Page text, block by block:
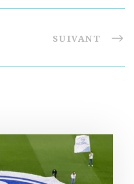
SUIVANT